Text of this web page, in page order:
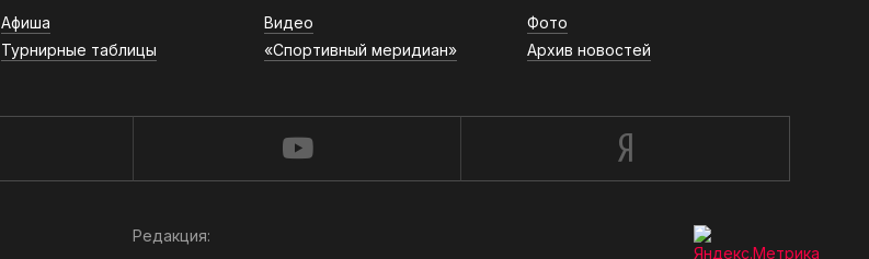
Афиша Видео
Фото
Турнирные таблицы «Спортивный меридиан» Архив новостей
Редакция: